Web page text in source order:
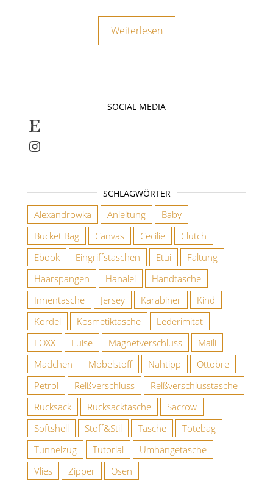
Weiterlesen
SOCIAL MEDIA
Selbstgenähte Unikate findet ihr bei
Instagram
SCHLAGWÖRTER
Alexandrowka Anleitung
Baby
Bucket Bag
Canvas Cecilie
Clutch
Ebook
Eingriffstaschen Etui
Faltung
Haarspangen
Hanalei
Handtasche
Innentasche
Jersey Karabiner
Kind
Kordel
Kosmetiktasche
Lederimitat
LOXX
Luise Magnetverschluss
Maili
Mädchen
Möbelstoff Nähtipp
Ottobre
Petrol
Reißverschluss
Reißverschlusstasche
Rucksack
Rucksacktasche
Sacrow
Softshell
Stoff&Stil Tasche
Totebag
Tunnelzug
Tutorial
Umhängetasche
Vlies
Zipper Ösen